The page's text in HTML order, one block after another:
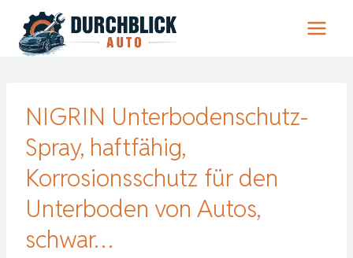
Inhalt
springen
NIGRIN Unterbodenschutz-
Spray, haftfähig,
Korrosionsschutz für den
Unterboden von Autos,
schwar…